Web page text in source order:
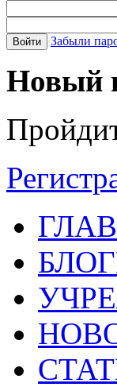
Войти Забыли
Новый